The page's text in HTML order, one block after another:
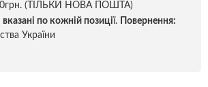
(ТІЛЬКИ НОВА ПОШТА)
вказані по кожній позиції.
Повернення:
України